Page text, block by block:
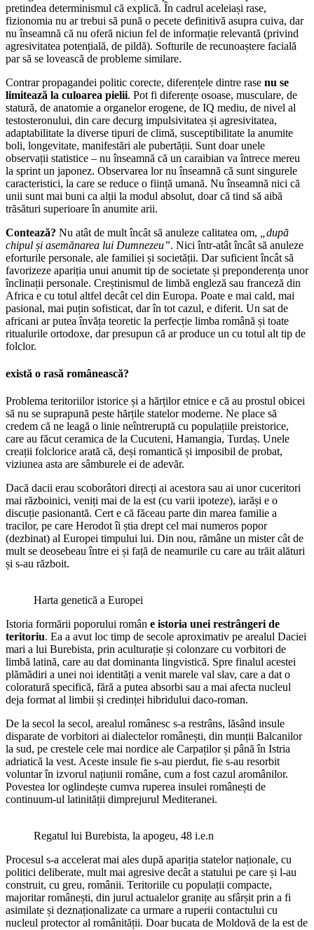
pretindea determinismul că explică. În cadrul aceleiași rase,
fizionomia nu ar trebui să pună o pecete definitivă asupra cuiva, dar
nu înseamnă că nu oferă niciun fel de informație relevantă (privind
agresivitatea potențială, de pildă). Softurile de recunoaștere facială
par să se lovească de probleme similare.
Contrar propagandei politic corecte, diferențele dintre rase nu se
limitează la culoarea pielii. Pot fi diferențe osoase, musculare, de
statură, de anatomie a organelor erogene, de IQ mediu, de nivel al
testosteronului, din care decurg impulsivitatea și agresivitatea,
adaptabilitate la diverse tipuri de climă, susceptibilitate la anumite
boli, longevitate, manifestări ale pubertății. Sunt doar unele
observații statistice – nu înseamnă că un caraibian va întrece mereu
la sprint un japonez. Observarea lor nu înseamnă că sunt singurele
caracteristici, la care se reduce o ființă umană. Nu înseamnă nici că
unii sunt mai buni ca alții la modul absolut, doar că tind să aibă
trăsături superioare în anumite arii.
Contează? Nu atât de mult încât să anuleze calitatea om,
„după
chipul și asemănarea lui Dumnezeu”. Nici într-atât încât să anuleze
eforturile personale, ale familiei și societății. Dar suficient încât să
favorizeze apariția unui anumit tip de societate și preponderența unor
înclinații personale. Creștinismul de limbă engleză sau franceză din
Africa e cu totul altfel decât cel din Europa. Poate e mai cald, mai
pasional, mai puțin sofisticat, dar în tot cazul, e diferit. Un sat de
africani ar putea învăța teoretic la perfecție limba română și toate
ritualurile ortodoxe, dar presupun că ar produce un cu totul alt tip de
folclor.
există o rasă românească?
Problema teritoriilor istorice și a hărților etnice e că au prostul obicei
să nu se suprapună peste hărțile statelor moderne. Ne place să
credem că ne leagă o linie neîntreruptă cu populațiile preistorice,
care au făcut ceramica de la Cucuteni, Hamangia, Turdaș. Unele
creații folclorice arată că, deși romantică și imposibil de probat,
viziunea asta are sâmburele ei de adevăr.
Dacă dacii erau scoborâtori direcți ai acestora sau ai unor cuceritori
mai războinici, veniți mai de la est (cu varii ipoteze), iarăși e o
discuție pasionantă. Cert e că făceau parte din marea familie a
tracilor, pe care Herodot îi știa drept cel mai numeros popor
(dezbinat) al Europei timpului lui. Din nou, rămâne un mister cât de
mult se deosebeau între ei și față de neamurile cu care au trăit alături
și s-au războit.
Harta genetică a Europei
Istoria formării poporului român e istoria unei restrângeri de
teritoriu. Ea a avut loc timp de secole aproximativ pe arealul Daciei
mari a lui Burebista, prin aculturație și colonzare cu vorbitori de
limbă latină, care au dat dominanta lingvistică. Spre finalul acestei
plămădiri a unei noi identități a venit marele val slav, care a dat o
coloratură specifică, fără a putea absorbi sau a mai afecta nucleul
deja format al limbii și credinței hibridului daco-roman.
De la secol la secol, arealul românesc s-a restrâns, lăsând insule
disparate de vorbitori ai dialectelor românești, din munții Balcanilor
la sud, pe crestele cele mai nordice ale Carpaților și până în Istria
adriatică la vest. Aceste insule fie s-au pierdut, fie s-au resorbit
voluntar în izvorul națiunii române, cum a fost cazul aromânilor.
Povestea lor oglindește cumva ruperea insulei românești de
continuum-ul latinității dimprejurul Mediteranei.
Regatul lui Burebista, la apogeu, 48 i.e.n
Procesul s-a accelerat mai ales după apariția statelor naționale, cu
politici deliberate, mult mai agresive decât a statului pe care și l-au
construit, cu greu, românii. Teritoriile cu populații compacte,
majoritar românești, din jurul actualelor granițe au sfârșit prin a fi
asimilate și deznaționalizate ca urmare a ruperii contactului cu
nucleul protector al românității. Doar bucata de Moldovă de la est de